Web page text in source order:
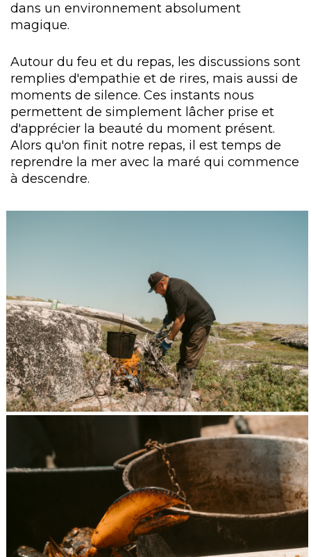
dans un environnement absolument
magique.
Autour du feu et du repas, les discussions sont
remplies d'empathie et de rires, mais aussi de
moments de silence. Ces instants nous
permettent de simplement lâcher prise et
d'apprécier la beauté du moment présent.
Alors qu'on finit notre repas, il est temps de
reprendre la mer avec la maré qui commence
à descendre.